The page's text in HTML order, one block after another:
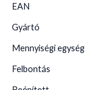
EAN
Gyártó
Mennyiségi egység
Felbontás